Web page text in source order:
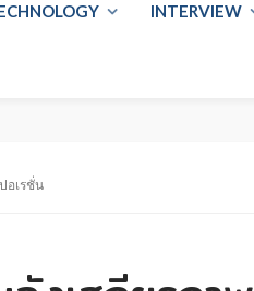
INTERVIEW
อเรชั่น